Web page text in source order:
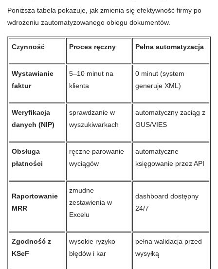
Poniższa tabela pokazuje, jak zmienia się efektywność firmy po
wdrożeniu zautomatyzowanego obiegu dokumentów.
Czynność Proces ręczny Pełna automatyzacja
Wystawianie
faktur
5–10 minut na
klienta
0 minut (system
generuje XML)
Weryfikacja
danych (NIP)
sprawdzanie w
wyszukiwarkach
automatyczny zaciąg z
GUS/VIES
Obsługa
płatności
ręczne parowanie
wyciągów
automatyczne
księgowanie przez API
Raportowanie
MRR
żmudne
zestawienia w
Excelu
dashboard dostępny
24/7
Zgodność z
KSeF
wysokie ryzyko
błędów i kar
pełna walidacja przed
wysyłką